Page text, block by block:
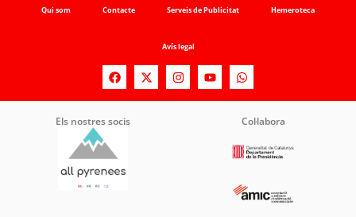
Qui som Contacte Serveis de Publicitat Hemeroteca
Avís legal
Els nostres socis Col·labora